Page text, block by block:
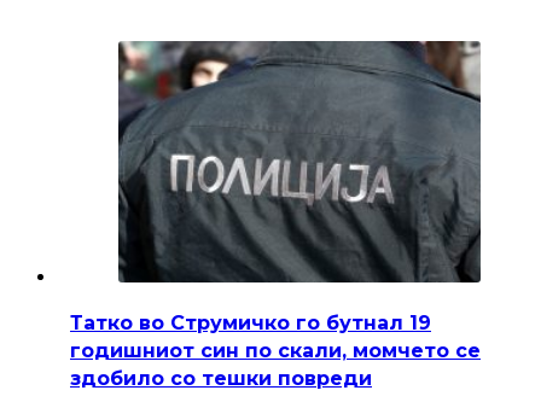
Татко во Струмичко го бутнал 19
годишниот син по скали, момчето се
здобило со тешки повреди